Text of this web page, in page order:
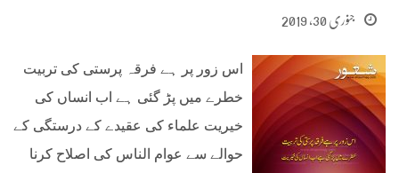
جنوری 30, 2019
اس زور پر ہے فرقہ پرستی کی تربیت
خطرے میں پڑ گئی ہے اب انساں کی
خیریت علماء کی عقیدے کے درستگی کے
حوالے سے عوام الناس کی اصلاح کرنا